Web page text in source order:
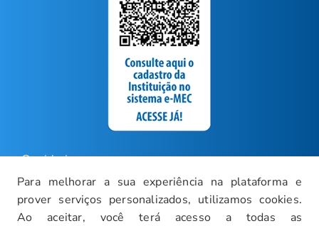
Para melhorar a sua experiência na plataforma e
prover serviços personalizados, utilizamos cookies.
Ao aceitar, você terá acesso a todas as
Ouvidoria
Carreiras
Intranet